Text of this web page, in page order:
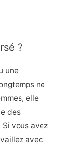
?
une
ne
elle
des
vous avez
avec